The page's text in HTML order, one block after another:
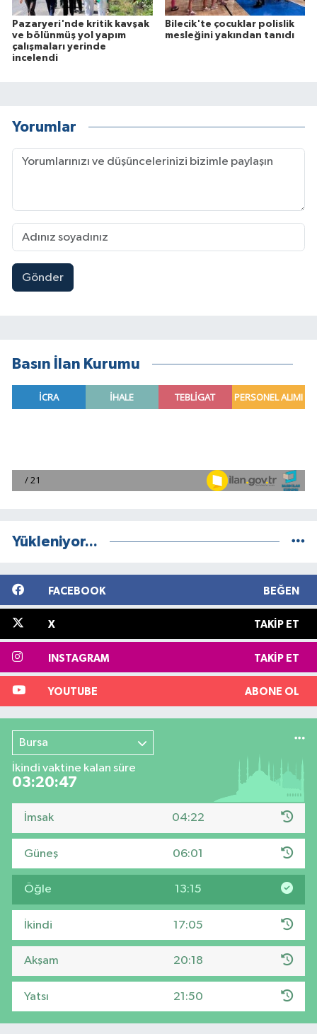
Pazaryeri'nde kritik kavşak
ve bölünmüş yol yapım
çalışmaları yerinde
incelendi
Bilecik'te çocuklar polislik
mesleğini yakından tanıdı
Yorumlar
Gönder
Basın İlan Kurumu
Yükleniyor...
FACEBOOK BEĞEN
X TAKIP ET
INSTAGRAM TAKIP ET
YOUTUBE ABONE OL
Bursa
İkindi vaktine kalan süre
03:20:46
İmsak 04:22
Güneş 06:01
Öğle 13:15
İkindi 17:05
Akşam 20:18
Yatsı 21:50